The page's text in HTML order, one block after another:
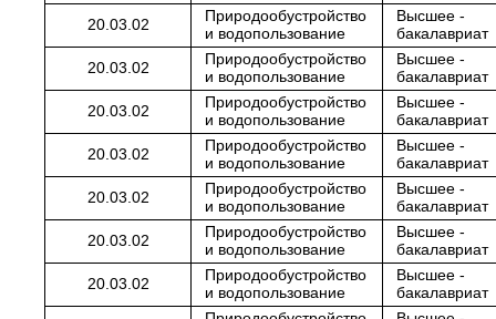
20.03.02
Природообустройство
и водопользование
Высшее -
бакалавриат
20.03.02
Природообустройство
и водопользование
Высшее -
бакалавриат
20.03.02
Природообустройство
и водопользование
Высшее -
бакалавриат
20.03.02
Природообустройство
и водопользование
Высшее -
бакалавриат
20.03.02
Природообустройство
и водопользование
Высшее -
бакалавриат
20.03.02
Природообустройство
и водопользование
Высшее -
бакалавриат
20.03.02
Природообустройство
и водопользование
Высшее -
бакалавриат